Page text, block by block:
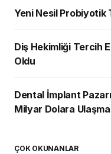
Yeni Nesil Probiyotik
Diş Hekimliği Tercih Edecekler
Oldu
Dental İmplant
Milyar Dolara
ÇOK OKUNANLAR